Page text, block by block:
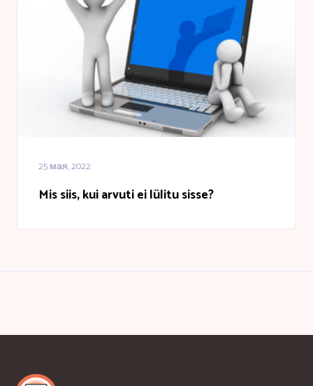
25 мая, 2022
Mis siis, kui arvuti ei lülitu sisse?